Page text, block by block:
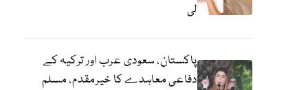
لی
پاکستان، سعودی عرب اور ترکیہ کے
دفاعی معاہدے کا خیرمقدم، مسلم